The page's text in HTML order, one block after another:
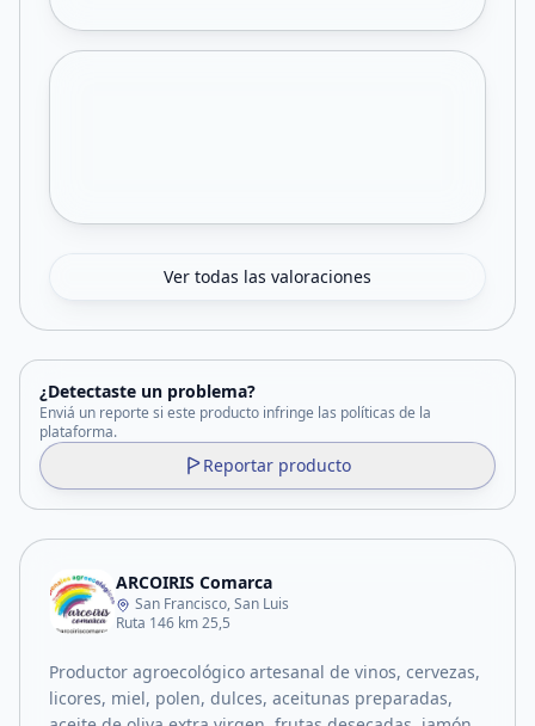
Ver todas las valoraciones
¿Detectaste un problema?
Enviá un reporte si este producto infringe las políticas de la
plataforma.
Reportar producto
ARCOIRIS Comarca
San Francisco, San Luis
Ruta 146 km 25,5
Productor agroecológico artesanal de vinos, cervezas,
licores, miel, polen, dulces, aceitunas preparadas,